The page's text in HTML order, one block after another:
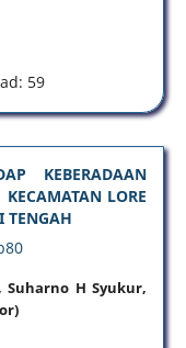
59
KEBERADAAN
LORE
TENGAH
H Syukur,